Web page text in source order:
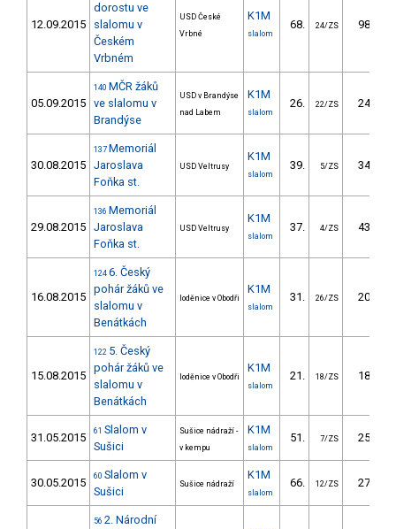
12.09.2015
dorostu ve
slalomu v
Českém
Vrbném
USD České
Vrbné
K1M
slalom
68. 24/ZS 98.09
05.09.2015
140 MČR žáků
ve slalomu v
Brandýse
USD v Brandýse
nad Labem
K1M
slalom
26. 22/ZS 24.33
30.08.2015
137 Memoriál
Jaroslava
Foňka st.
USD Veltrusy
K1M
slalom
39. 5/ZS 34.76
29.08.2015
136 Memoriál
Jaroslava
Foňka st.
USD Veltrusy
K1M
slalom
37. 4/ZS 43.87
16.08.2015
124 6. Český
pohár žáků ve
slalomu v
Benátkách
loděnice v Obodři
K1M
slalom
31. 26/ZS 20.83
15.08.2015
122 5. Český
pohár žáků ve
slalomu v
Benátkách
loděnice v Obodři
K1M
slalom
21. 18/ZS 18.21
31.05.2015 61 Slalom v
Sušici
Sušice nádraží -
v kempu
K1M
slalom
51. 7/ZS 25.49
30.05.2015 60 Slalom v
Sušici
Sušice nádraží
K1M
slalom
66. 12/ZS 27.79
56 2. Národní